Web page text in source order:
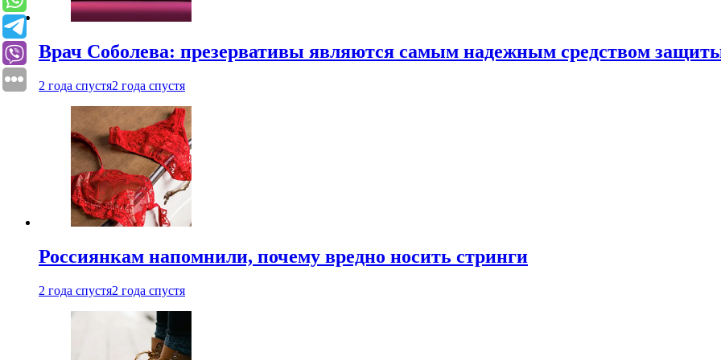
Врач Соболева: презервативы являются самым надежным средством
2 года спустя2 года спустя
Россиянкам напомнили, почему вредно носить стринги
2 года спустя2 года спустя